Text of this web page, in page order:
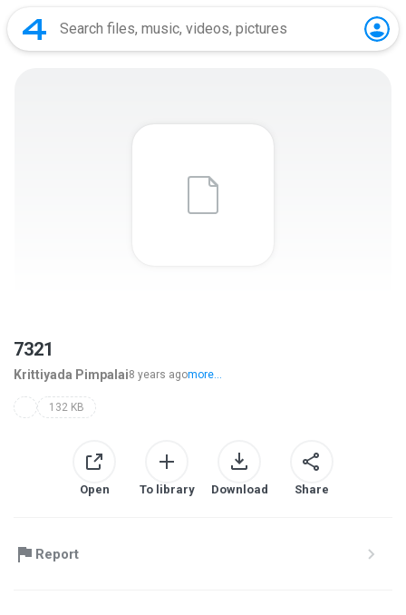
7321
Krittiyada Pimpalai8 years agomore...
132 KB
Open To library Download Share
Report